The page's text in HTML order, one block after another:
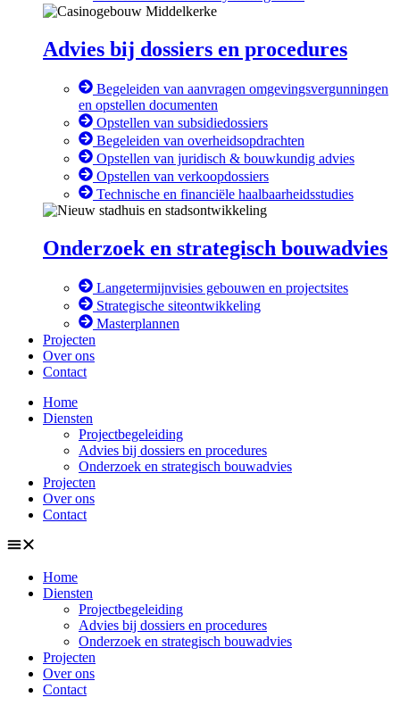
Advies bij dossiers en procedures
Begeleiden van aanvragen omgevingsvergunningen
en opstellen documenten
Opstellen van subsidiedossiers
Begeleiden van overheidsopdrachten
Opstellen van juridisch & bouwkundig advies
Opstellen van verkoopdossiers
Technische en financiële haalbaarheidsstudies
Onderzoek en strategisch bouwadvies
Langetermijnvisies gebouwen en projectsites
Strategische siteontwikkeling
Masterplannen
Projecten
Over ons
Contact
Home
Diensten
Projectbegeleiding
Advies bij dossiers en procedures
Onderzoek en strategisch bouwadvies
Projecten
Over ons
Contact
Home
Diensten
Projectbegeleiding
Advies bij dossiers en procedures
Onderzoek en strategisch bouwadvies
Projecten
Over ons
Contact